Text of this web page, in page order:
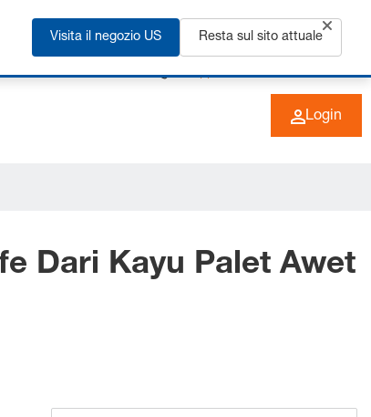
+49 (0) 6266 73-0 IT
Login
Dari Kayu Palet Awet
Visita il negozio US Resta sul sito attuale